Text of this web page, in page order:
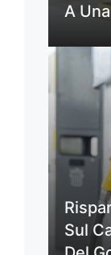
A
Sul